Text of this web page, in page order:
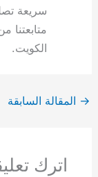
سريعة
متابعتنا
الكويت.
→ المقالة السابقة
اترك